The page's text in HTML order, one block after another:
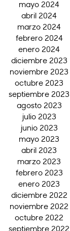
mayo 2024
abril 2024
marzo 2024
febrero 2024
enero 2024
diciembre 2023
noviembre 2023
octubre 2023
septiembre 2023
agosto 2023
julio 2023
junio 2023
mayo 2023
abril 2023
marzo 2023
febrero 2023
enero 2023
diciembre 2022
noviembre 2022
octubre 2022
septiembre 2022